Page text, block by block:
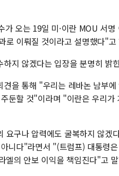
오는 19일 미·이란 MOU 서
로 이뤄질 것이라고 설명했다"고
지 않겠다는 입장을 분명히 밝
견을 통해 "우리는 레바논 남부
둔할 것"이라며 "이란은 우리가
요구나 압력에도 굴복하지 않겠
니다"라면서 "(트럼프) 대통령
엘의 안보 이익을 책임진다"고